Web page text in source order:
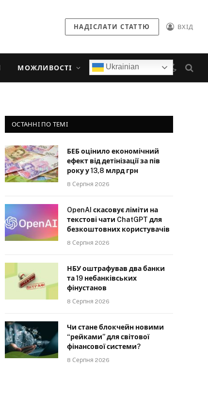
НАДІСЛАТИ СТАТТЮ ВХІД
МОЖЛИВОСТІ Ukrainian
ОСТАННІ ПО ТЕМІ
БЕБ оцінило економічний
ефект від детінізації за пів
року у 13,8 млрд грн
8 Серпня 2026
OpenAI скасовує ліміти на
текстові чати ChatGPT для
безкоштовних користувачів
8 Серпня 2026
НБУ оштрафував два банки
та 19 небанківських
фінустанов
8 Серпня 2026
Чи стане блокчейн новими
“рейками” для світової
фінансової системи?
8 Серпня 2026